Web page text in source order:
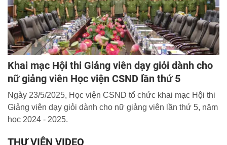
Khai mạc Hội thi Giảng viên dạy giỏi dành cho
nữ giảng viên Học viện CSND lần thứ 5
Ngày 23/5/2025, Học viện CSND tổ chức khai mạc Hội thi
Giảng viên dạy giỏi dành cho nữ giảng viên lần thứ 5, năm
học 2024 - 2025.
THƯ VIỆN VIDEO